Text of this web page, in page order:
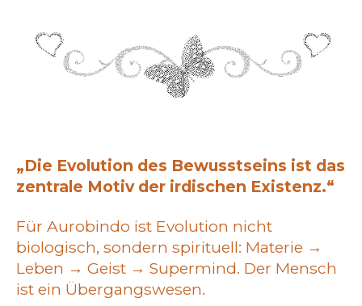
„Die Evolution des Bewusstseins ist das
zentrale Motiv der irdischen Existenz.“
Für Aurobindo ist Evolution nicht
biologisch, sondern spirituell: Materie →
Leben → Geist → Supermind. Der Mensch
ist ein Übergangswesen.